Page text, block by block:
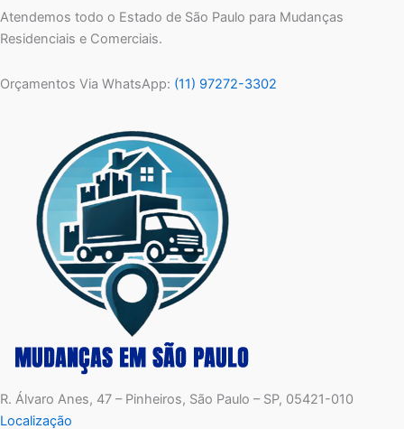
Atendemos todo o Estado de São Paulo para Mudanças
Residenciais e Comerciais.
Orçamentos Via WhatsApp: (11) 97272-3302
R. Álvaro Anes, 47 – Pinheiros, São Paulo – SP, 05421-010
Localização